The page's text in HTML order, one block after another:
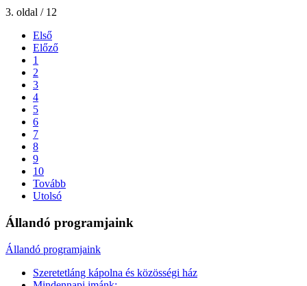
3. oldal / 12
Első
Előző
1
2
3
4
5
6
7
8
9
10
Tovább
Utolsó
Állandó programjaink
Állandó programjaink
Szeretetláng kápolna és közösségi ház